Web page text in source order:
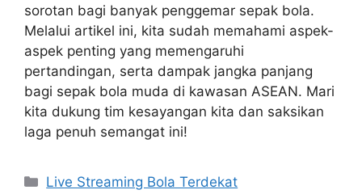
sorotan bagi banyak penggemar sepak bola.
Melalui artikel ini, kita sudah memahami aspek-
aspek penting yang memengaruhi
pertandingan, serta dampak jangka panjang
bagi sepak bola muda di kawasan ASEAN. Mari
kita dukung tim kesayangan kita dan saksikan
laga penuh semangat ini!
Categories
Live Streaming Bola Terdekat